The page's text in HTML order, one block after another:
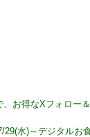
、お得なXフォロー
29(水)～デジタルお